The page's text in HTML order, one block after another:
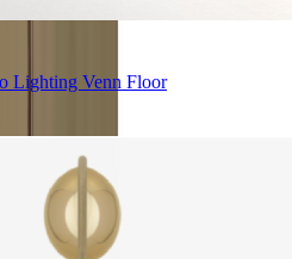
Lighting Venn Floor